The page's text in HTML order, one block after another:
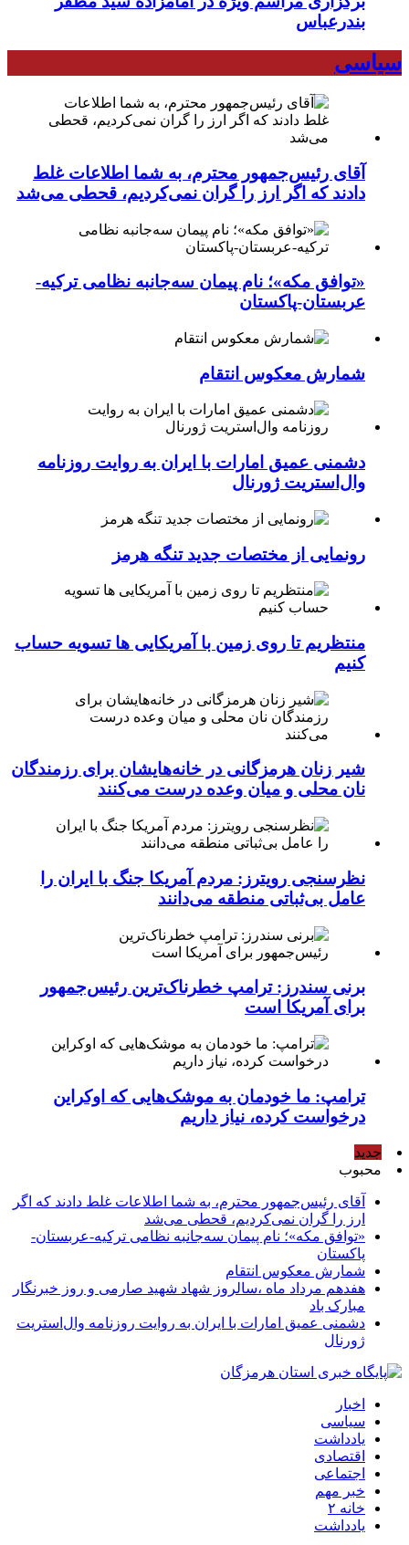
بندرعباس
سیاسی
آقای رئیس‌جمهور محترم، به شما اطلاعات غلط
دادند که اگر ارز را گران نمی‌کردیم، قحطی می‌شد
«توافق مکه»؛ نام پیمان سه‌جانبه نظامی ترکیه-
عربستان-پاکستان
شمارش معکوس انتقام
دشمنی عمیق امارات با ایران به روایت روزنامه
وال‌استریت ژورنال
رونمایی از مختصات جدید تنگه هرمز
منتظریم تا روی زمین با آمریکایی ها تسویه حساب
کنیم
شیر زنان هرمزگانی در خانه‌هایشان برای رزمندگان
نان محلی و میان وعده درست می‌کنند
نظرسنجی رویترز: مردم آمریکا جنگ با ایران را
عامل بی‌ثباتی منطقه می‌دانند
برنی سندرز: ترامپ خطرناک‌ترین رئیس‌جمهور
برای آمریکا است
ترامپ: ما خودمان به موشک‌هایی که اوکراین
درخواست کرده، نیاز داریم
جدید
محبوب
آقای رئیس‌جمهور محترم، به شما اطلاعات غلط دادند که اگر
ارز را گران نمی‌کردیم، قحطی می‌شد
«توافق مکه»؛ نام پیمان سه‌جانبه نظامی ترکیه-عربستان-
پاکستان
شمارش معکوس انتقام
هفدهم مرداد ماه ،سالروز شهاد شهید صارمی و روز خبرنگار
مبارک باد
دشمنی عمیق امارات با ایران به روایت روزنامه وال‌استریت
ژورنال
اخبار
سیاسی
یادداشت
اقتصادی
اجتماعی
خبر مهم
خانه ۲
یادداشت